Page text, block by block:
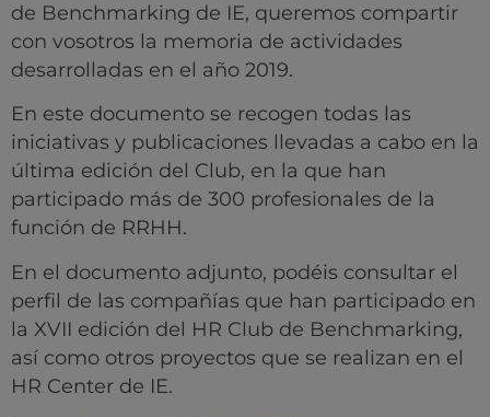
de Benchmarking de IE, queremos compartir
con vosotros la memoria de actividades
desarrolladas en el año 2019.
En este documento se recogen todas las
iniciativas y publicaciones llevadas a cabo en la
última edición del Club, en la que han
participado más de 300 profesionales de la
función de RRHH.
En el documento adjunto, podéis consultar el
perfil de las compañías que han participado en
la XVII edición del HR Club de Benchmarking,
así como otros proyectos que se realizan en el
HR Center de IE.